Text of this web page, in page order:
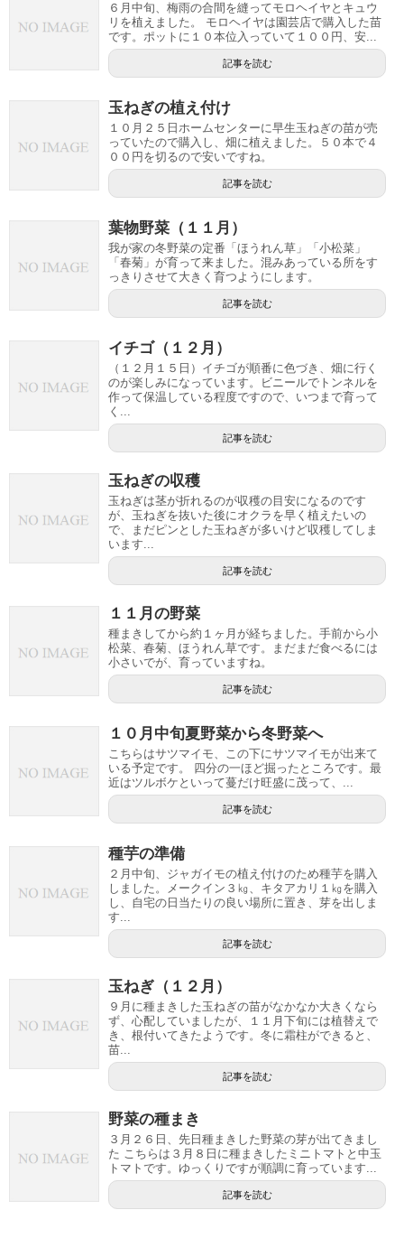
６月中旬、梅雨の合間を縫ってモロヘイヤとキュウ
リを植えました。 モロヘイヤは園芸店で購入した苗
です。ポットに１０本位入っていて１００円、安...
記事を読む
玉ねぎの植え付け
１０月２５日ホームセンターに早生玉ねぎの苗が売
っていたので購入し、畑に植えました。５０本で４
００円を切るので安いですね。
記事を読む
葉物野菜（１１月）
我が家の冬野菜の定番「ほうれん草」「小松菜」
「春菊」が育って来ました。混みあっている所をす
っきりさせて大きく育つようにします。
記事を読む
イチゴ（１２月）
（１２月１５日）イチゴが順番に色づき、畑に行く
のが楽しみになっています。ビニールでトンネルを
作って保温している程度ですので、いつまで育って
く...
記事を読む
玉ねぎの収穫
玉ねぎは茎が折れるのが収穫の目安になるのです
が、玉ねぎを抜いた後にオクラを早く植えたいの
で、まだピンとした玉ねぎが多いけど収穫してしま
います...
記事を読む
１１月の野菜
種まきしてから約１ヶ月が経ちました。手前から小
松菜、春菊、ほうれん草です。まだまだ食べるには
小さいでが、育っていますね。
記事を読む
１０月中旬夏野菜から冬野菜へ
こちらはサツマイモ、この下にサツマイモが出来て
いる予定です。 四分の一ほど掘ったところです。最
近はツルボケといって蔓だけ旺盛に茂って、...
記事を読む
種芋の準備
２月中旬、ジャガイモの植え付けのため種芋を購入
しました。メークイン３㎏、キタアカリ１㎏を購入
し、自宅の日当たりの良い場所に置き、芽を出しま
す...
記事を読む
玉ねぎ（１２月）
９月に種まきした玉ねぎの苗がなかなか大きくなら
ず、心配していましたが、１１月下旬には植替えで
き、根付いてきたようです。冬に霜柱ができると、
苗...
記事を読む
野菜の種まき
３月２６日、先日種まきした野菜の芽が出てきまし
た こちらは３月８日に種まきしたミニトマトと中玉
トマトです。ゆっくりですが順調に育っています...
記事を読む